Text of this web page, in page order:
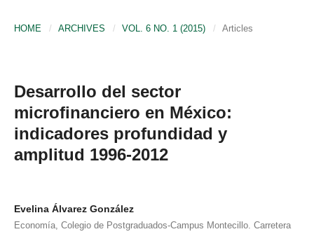
HOME / ARCHIVES / VOL. 6 NO. 1 (2015) / Articles
Desarrollo del sector
microfinanciero en México:
indicadores profundidad y
amplitud 1996-2012
Evelina Álvarez González
Economía, Colegio de Postgraduados-Campus Montecillo. Carretera